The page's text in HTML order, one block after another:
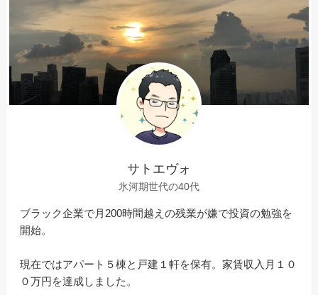
サトエヴォ
氷河期世代の40代
ブラック企業で月200時間越えの残業が嫌で投資の勉強を
開始。
現在ではアパート５棟と戸建１軒を保有。家賃収入月１０
０万円を達成しました。